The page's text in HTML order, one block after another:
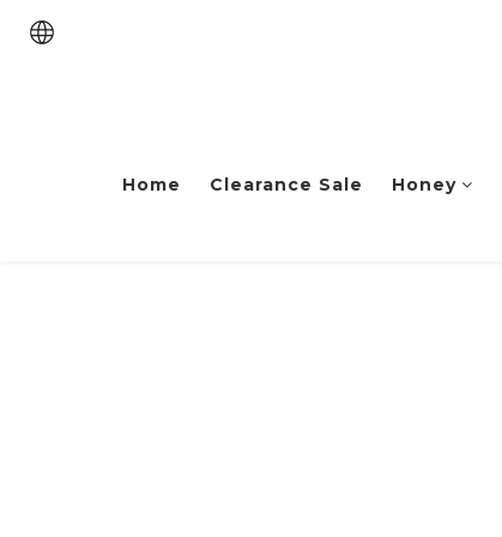
Home Clearance Sale Honey